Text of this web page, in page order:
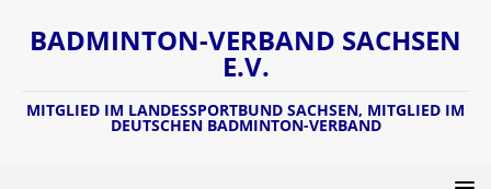
BADMINTON-VERBAND SACHSEN
E.V.
MITGLIED IM LANDESSPORTBUND SACHSEN, MITGLIED IM
DEUTSCHEN BADMINTON-VERBAND